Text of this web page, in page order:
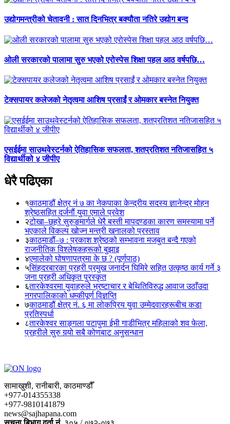
उद्योगमन्त्रीको चेतावनी : सात दिनभित्र बक्यौता नतिरे उद्योग बन्द
ओली सरकारको पालामा सुरु भएको एरोस्पेस शिक्षा पहल आठ वर्षपछि…
टेक्सपायर कलेजको नेतृत्वमा आशिष प्रसाईं र ओमकार बस्नेत नियुक्त
एसईईमा साउथवेस्टर्नको ऐतिहासिक सफलता, शतप्रतिशत नतिजासहित ५
विद्यार्थीको ४ जीपीए
धेरै पढिएका
१काठमाडौं क्षेत्र नं ७ का नेकपाका केन्द्रीय सदस्य ज्ञानेन्द्र मोहन
श्रेष्ठसहित दर्जनौं युवा एमाले प्रवेश
२टोखा–छहरे सुरुङमार्गले धेरै बस्ती मापदण्डका कारण समस्यामा पर्ने
भएकाले विकल्प खोज्न मन्त्री खनालको प्रस्ताव
३काठमाडौं–७ : प्रकाश श्रेष्ठको सम्भावना मजबुत बन्दै गएको
राजनीतिक विश्लेषकहरूको बुझाइ
४एमालेको घोषणापत्रमा के छ ? (पूर्णपाठ)
५सिंहदरबारका प्रहरी प्रमुख जनार्दन घिमिरे सहित उत्कृष्ठ कार्य गर्ने ३
जना प्रहरी अधिकृत पुरस्कृत
६तारकेश्वरमा युवाहरुले भ्रष्टाचार र बेथितिविरुद्ध आवाज उठाँउदा
नगरपालिकाको धम्कीपूर्ण विज्ञप्ति
७काठमाडौं क्षेत्र नं. ६ मा लोकप्रिय युवा उम्मेदवारहरूबीच कडा
प्रतिस्पर्धा
८तारकेश्वर साङ्गला पटापुमा ईभी गाडीभित्र महिलाको शव फेला,
प्रहरीले सुरु गर्‍यो सबै कोणबाट अनुसन्धान
सामाखुशी, रानीबारी, काठमाण्डौँ
+977-014355338
+977-9810141879
news@sajhapana.com